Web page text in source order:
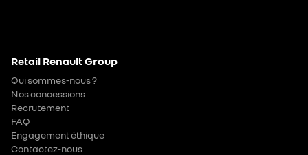
Retail Renault Group
Qui sommes-nous ?
Nos concessions
Recrutement
FAQ
Engagement éthique
Contactez-nous